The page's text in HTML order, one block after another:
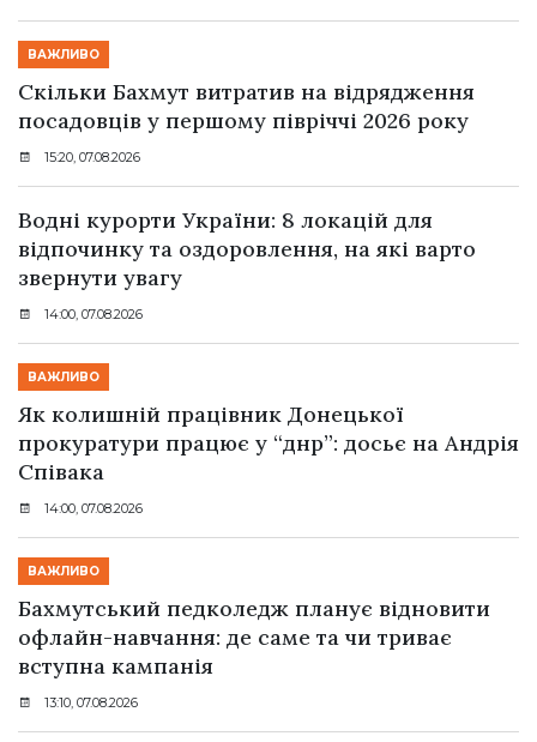
ВАЖЛИВО
Скільки Бахмут витратив на відрядження
посадовців у першому півріччі 2026 року
15:20, 07.08.2026
Водні курорти України: 8 локацій для
відпочинку та оздоровлення, на які варто
звернути увагу
14:00, 07.08.2026
ВАЖЛИВО
Як колишній працівник Донецької
прокуратури працює у “днр”: досьє на Андрія
Співака
14:00, 07.08.2026
ВАЖЛИВО
Бахмутський педколедж планує відновити
офлайн-навчання: де саме та чи триває
вступна кампанія
13:10, 07.08.2026